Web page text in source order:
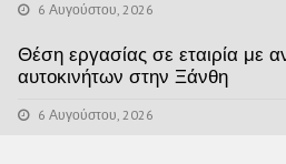
6 Αυγούστου, 2026
Θέση εργασίας σε εταιρία με
αυτοκινήτων στην Ξάνθη
6 Αυγούστου, 2026